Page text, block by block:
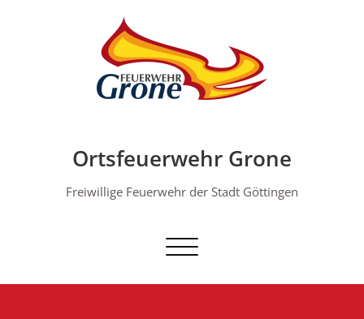
Ortsfeuerwehr Grone
Freiwillige Feuerwehr der Stadt Göttingen
Schalte Navigation